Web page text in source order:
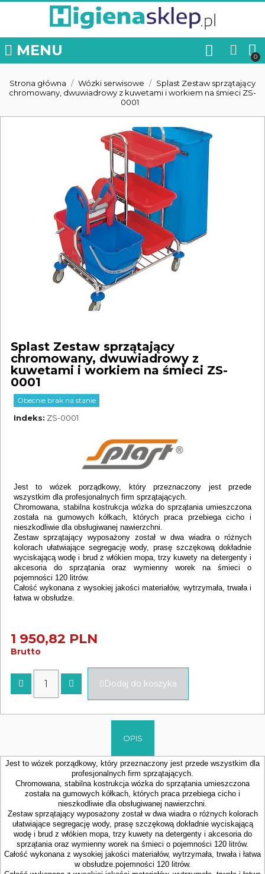
MENU
Strona główna Wózki serwisowe
Splast Zestaw sprzątający
chromowany, dwuwiadrowy z kuwetami i workiem na śmieci ZS-
0001
Splast Zestaw sprzątający
chromowany, dwuwiadrowy z
kuwetami i workiem na śmieci ZS-
0001
Obecnie brak na stanie
Indeks ZS-0001
Jest to wózek porządkowy, który przeznaczony jest przede
wszystkim dla profesjonalnych firm sprzątających.
Chromowana, stabilna kostrukcja wózka do sprzątania umieszczona
została na gumowych kółkach, których praca przebiega cicho i
nieszkodliwie dla obsługiwanej nawierzchni.
Zestaw sprzątający wyposażony został w dwa wiadra o różnych
kolorach ułatwiające segregację wody, prasę szczękową dokładnie
wyciskającą wodę i brud z włókien mopa, trzy kuwety na detergenty i
akcesoria do sprzątania oraz wymienny worek na śmieci o
pojemności 120 litrów.
Całość wykonana z wysokiej jakości materiałów, wytrzymała, trwała i
łatwa w obsłudze.
1 950,82 PLN
Brutto
Dodaj do koszyka
OPIS
Jest to wózek porządkowy, który przeznaczony jest przede wszystkim dla
profesjonalnych firm sprzątających.
Chromowana, stabilna kostrukcja wózka do sprzątania umieszczona
została na gumowych kółkach, których praca przebiega cicho i
nieszkodliwie dla obsługiwanej nawierzchni.
Zestaw sprzątający wyposażony został w dwa wiadra o różnych kolorach
ułatwiające segregację wody, prasę szczękową dokładnie wyciskającą
wodę i brud z włókien mopa, trzy kuwety na detergenty i akcesoria do
sprzątania oraz wymienny worek na śmieci o pojemności 120 litrów.
Całość wykonana z wysokiej jakości materiałów, wytrzymała, trwała i łatwa
w obsłudze.pojemności 120 litrów.